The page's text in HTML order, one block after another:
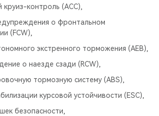
контроль (ACC),
о фронтальном
(FCW),
экстренного торможения (AEB),
о наезде сзади (RCW),
тормозную систему (ABS),
курсовой устойчивости (ESС),
безопасности,